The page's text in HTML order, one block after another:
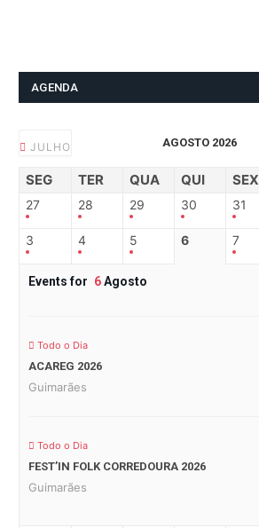
AGENDA
JULHO AGOSTO 2026
SEG TER QUA QUI SEX
27 28 29 30 31
3 4 5 6 7
Events for 6Agosto
Todo o Dia
ACAREG 2026
Guimarães
Todo o Dia
FEST’IN FOLK CORREDOURA 2026
Guimarães